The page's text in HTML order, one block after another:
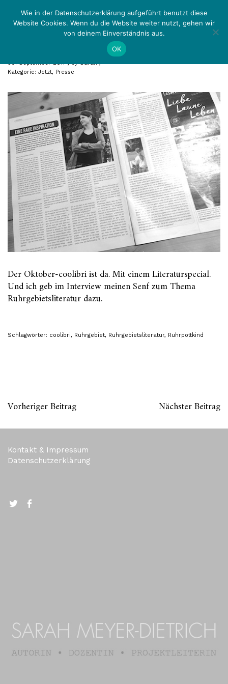
Zurück Menü
coolibri Literaturspecial
30. September 2017 bySarah
Kategorie: Jetzt, Presse
Der Oktober-coolibri ist da. Mit einem Literaturspecial.
Und ich geb im Interview meinen Senf zum Thema
Ruhrgebietsliteratur dazu.
Schlagwörter: coolibri, Ruhrgebiet, Ruhrgebietsliteratur, Ruhrpottkind
Vorheriger Beitrag Nächster Beitrag
Kontakt & Impressum
Datenschutzerklärung
Wie in der Datenschutzerklärung aufgeführt benutzt diese
Website Cookies. Wenn du die Website weiter nutzt, gehen wir
von deinem Einverständnis aus.
OK